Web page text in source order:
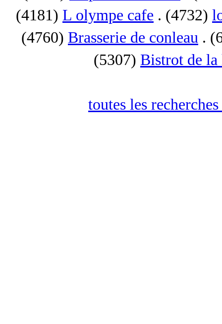
(4181) L olympe cafe . (4732)
(4760) Brasserie de conleau .
(5307) Bistrot de la
toutes les